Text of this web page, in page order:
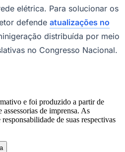
elétrica. Para solucionar os
defende atualizações no
distribuída por meio
no Congresso Nacional.
e foi produzido a partir de
de imprensa. As
de suas respectivas